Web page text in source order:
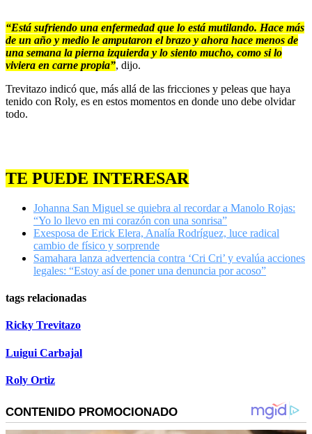
“Está sufriendo una enfermedad que lo está mutilando. Hace más
de un año y medio le amputaron el brazo y ahora hace menos de
una semana la pierna izquierda y lo siento mucho, como si lo
viviera en carne propia”, dijo.
Trevitazo indicó que, más allá de las fricciones y peleas que haya
tenido con Roly, es en estos momentos en donde uno debe olvidar
todo.
TE PUEDE INTERESAR
Johanna San Miguel se quiebra al recordar a Manolo Rojas:
“Yo lo llevo en mi corazón con una sonrisa”
Exesposa de Erick Elera, Analía Rodríguez, luce radical
cambio de físico y sorprende
Samahara lanza advertencia contra ‘Cri Cri’ y evalúa acciones
legales: “Estoy así de poner una denuncia por acoso”
tags relacionadas
Ricky Trevitazo
Luigui Carbajal
Roly Ortiz